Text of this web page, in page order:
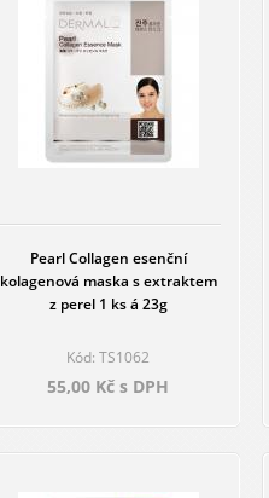
Pearl Collagen esenční
kolagenová maska s extraktem
z perel 1 ks á 23g
Kód: TS1062
55,00 Kč s DPH